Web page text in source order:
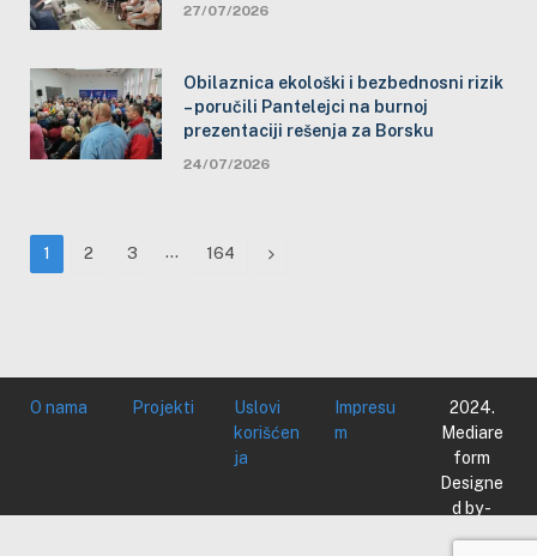
27/07/2026
Obilaznica ekološki i bezbednosni rizik
– poručili Pantelejci na burnoj
prezentaciji rešenja za Borsku
24/07/2026
1 2 3 … 164 Next
O nama Projekti
Uslovi
korišćen
ja
Impresu
m
2024.
Mediare
form
Designe
d by -